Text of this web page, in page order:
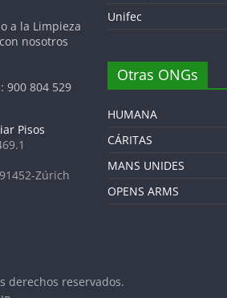
a la Limpieza
nosotros
900 804 529
Pisos
Zúrich
Unifec
Otras ONGs
HUMANA
CÁRITAS
MANS UNIDES
OPENS ARMS
derechos reservados.